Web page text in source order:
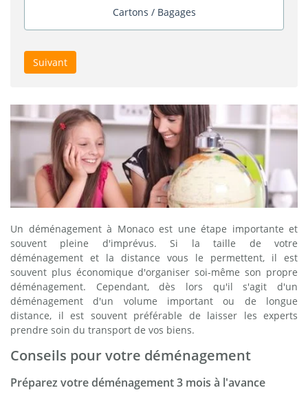
Cartons / Bagages
Suivant
Un déménagement à Monaco est une étape importante et
souvent pleine d'imprévus. Si la taille de votre
déménagement et la distance vous le permettent, il est
souvent plus économique d'organiser soi-même son propre
déménagement. Cependant, dès lors qu'il s'agit d'un
déménagement d'un volume important ou de longue
distance, il est souvent préférable de laisser les experts
prendre soin du transport de vos biens.
Conseils pour votre déménagement
Préparez votre déménagement 3 mois à l'avance